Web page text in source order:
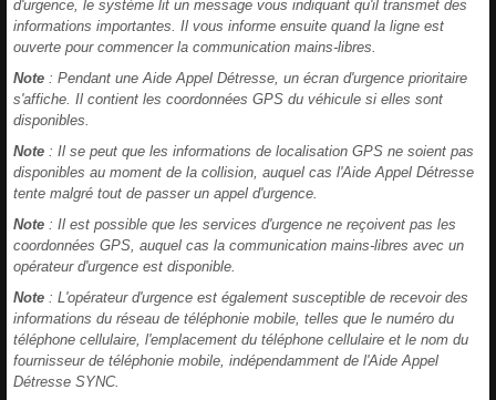
d'urgence, le système lit un message vous indiquant qu'il transmet des
informations importantes. Il vous informe ensuite quand la ligne est
ouverte pour commencer la communication mains-libres.
Note : Pendant une Aide Appel Détresse, un écran d'urgence prioritaire
s'affiche. Il contient les coordonnées GPS du véhicule si elles sont
disponibles.
Note : Il se peut que les informations de localisation GPS ne soient pas
disponibles au moment de la collision, auquel cas l'Aide Appel Détresse
tente malgré tout de passer un appel d'urgence.
Note : Il est possible que les services d'urgence ne reçoivent pas les
coordonnées GPS, auquel cas la communication mains-libres avec un
opérateur d'urgence est disponible.
Note : L'opérateur d'urgence est également susceptible de recevoir des
informations du réseau de téléphonie mobile, telles que le numéro du
téléphone cellulaire, l'emplacement du téléphone cellulaire et le nom du
fournisseur de téléphonie mobile, indépendamment de l'Aide Appel
Détresse SYNC.